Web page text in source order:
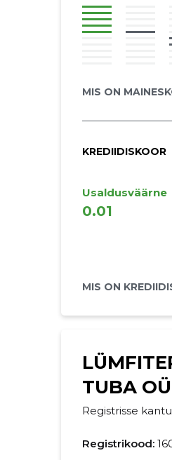
MIS ON
KREDIIDISKOOR
Usaldusväärne
0.01
MIS ON
TUBA OÜ
Registrisse
Registrikood: